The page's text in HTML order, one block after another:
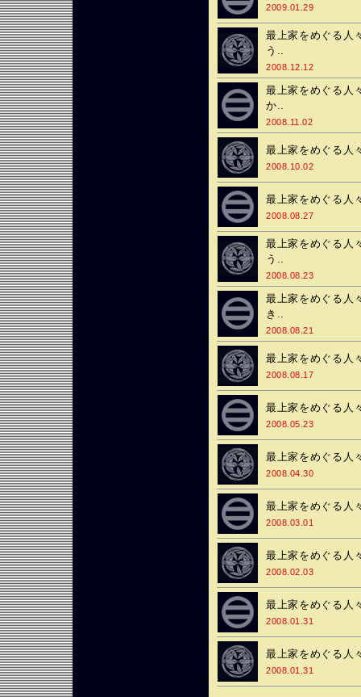
2009.01.29
最上家をめぐる人
う..
2008.12.12
最上家をめぐる人
か..
2008.11.02
最上家をめぐる人
2008.10.02
最上家をめぐる人
2008.08.27
最上家をめぐる人
う..
2008.08.23
最上家をめぐる人
き..
2008.08.21
最上家をめぐる人
2008.08.17
最上家をめぐる人
2008.05.23
最上家をめぐる人
2008.04.30
最上家をめぐる人
2008.03.01
最上家をめぐる人
2008.02.03
最上家をめぐる人
2008.01.31
最上家をめぐる人
2008.01.31